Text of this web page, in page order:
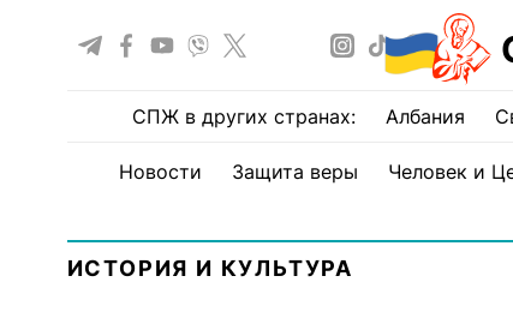
СПЖ в других странах: Албания
Новости Защита веры Человек и
ИСТОРИЯ И КУЛЬТУРА